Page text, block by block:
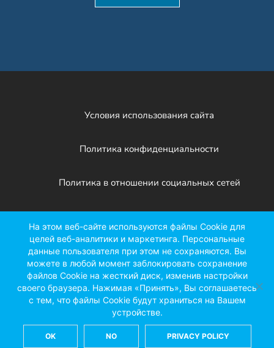
Условия использования сайта
Политика конфиденциальности
Политика в отношении социальных сетей
Facebook
X LinkedIn
YouTube
©2026 Kinze Manufacturing
2172 M Avenue, Williamsburg, IA 52361
На этом веб-сайте используются файлы Cookie для
целей веб-аналитики и маркетинга. Персональные
данные пользователя при этом не сохраняются. Вы
можете в любой момент заблокировать сохранение
файлов Cookie на жесткий диск, изменив настройки
своего браузера. Нажимая «Принять», Вы соглашаетесь
с тем, что файлы Cookie будут храниться на Вашем
устройстве.
OK NO PRIVACY POLICY